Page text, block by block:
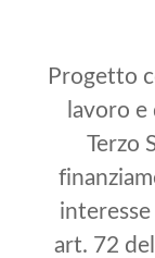
Progetto
lavoro
Terzo
art. 72